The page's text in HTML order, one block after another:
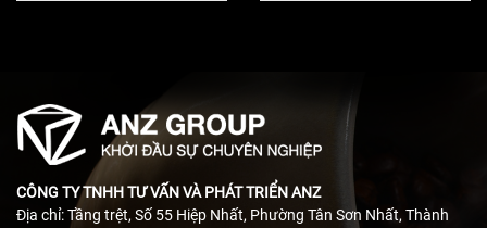
CÔNG TY TNHH TƯ VẤN VÀ PHÁT TRIỂN ANZ
Địa chỉ: Tầng trệt, Số 55 Hiệp Nhất, Phường Tân Sơn Nhất, Thành